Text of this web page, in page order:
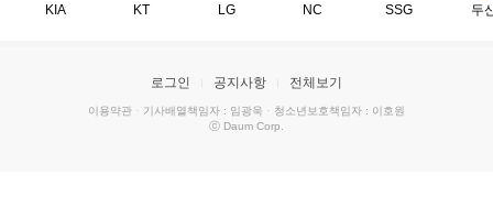
KIA KT LG NC SSG 두
로그인 공지사항 전체보기
이용약관 · 기사배열책임자 : 임광욱 · 청소년보호책임자 : 이호원
ⓒ Daum Corp.